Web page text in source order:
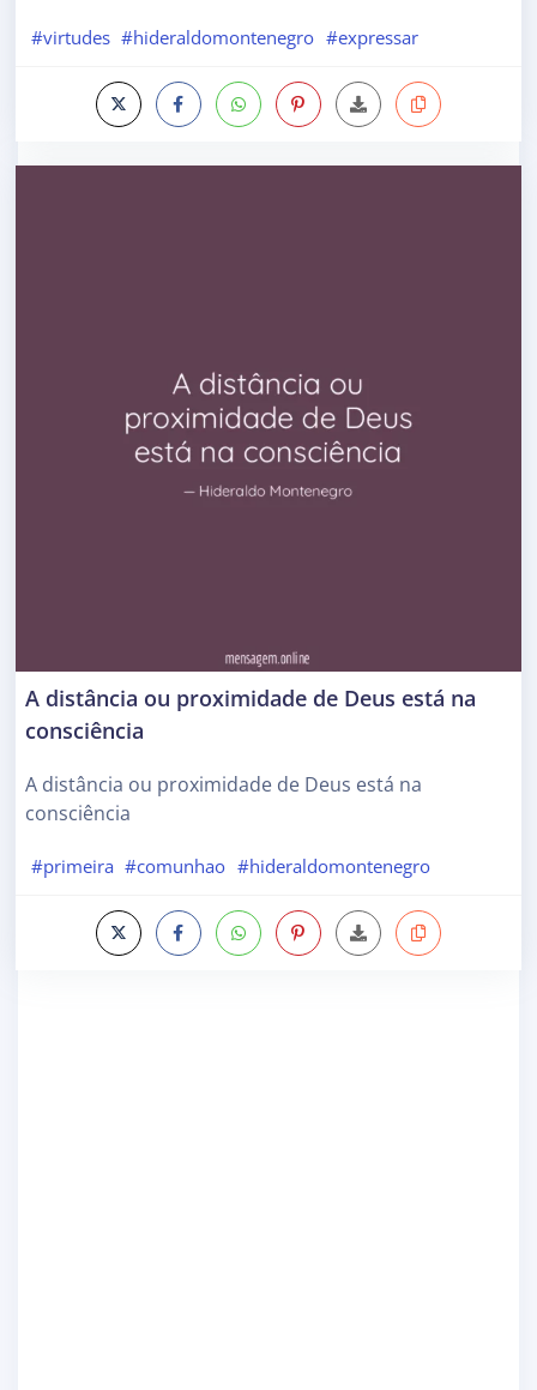
#virtudes #hideraldomontenegro #expressar
A distância ou proximidade de Deus está na
consciência
A distância ou proximidade de Deus está na
consciência
#primeira #comunhao #hideraldomontenegro